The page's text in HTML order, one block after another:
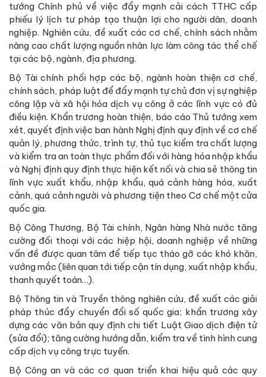
tướng Chính phủ về việc đẩy mạnh cải cách TTHC cấp
phiếu lý lịch tư pháp tạo thuận lợi cho người dân, doanh
nghiệp. Nghiên cứu, đề xuất các cơ chế, chính sách nhằm
nâng cao chất lượng nguồn nhân lực làm công tác thể chế
tại các bộ, ngành, địa phương.
Bộ Tài chính phối hợp các bộ, ngành hoàn thiện cơ chế,
chính sách, pháp luật để đẩy mạnh tự chủ đơn vị sự nghiệp
công lập và xã hội hóa dịch vụ công ở các lĩnh vực có đủ
điều kiện. Khẩn trương hoàn thiện, báo cáo Thủ tướng xem
xét, quyết định việc ban hành Nghị định quy định về cơ chế
quản lý, phương thức, trình tự, thủ tục kiểm tra chất lượng
và kiểm tra an toàn thực phẩm đối với hàng hóa nhập khẩu
và Nghị định quy định thực hiện kết nối và chia sẻ thông tin
lĩnh vực xuất khẩu, nhập khẩu, quá cảnh hàng hóa, xuất
cảnh, quá cảnh người và phương tiện theo Cơ chế một cửa
quốc gia.
Bộ Công Thương, Bộ Tài chính, Ngân hàng Nhà nước tăng
cường đối thoại với các hiệp hội, doanh nghiệp về những
vấn đề được quan tâm để tiếp tục tháo gỡ các khó khăn,
vướng mắc (liên quan tới tiếp cận tín dụng, xuất nhập khẩu,
thanh quyết toán…).
Bộ Thông tin và Truyền thông nghiên cứu, đề xuất các giải
pháp thúc đẩy chuyển đổi số quốc gia; khẩn trương xây
dựng các văn bản quy định chi tiết Luật Giao dịch điện tử
(sửa đổi); tăng cường hướng dẫn, kiểm tra về tình hình cung
cấp dịch vụ công trực tuyến.
Bộ Công an và các cơ quan triển khai hiệu quả các quy